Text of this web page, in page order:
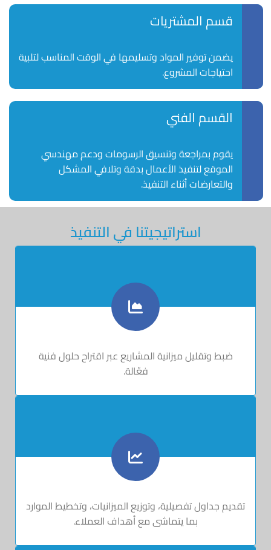
قسم المشتريات
يضمن توفير المواد وتسليمها في الوقت المناسب لتلبية
احتياجات المشروع.
القسم الفني
يقوم بمراجعة وتنسيق الرسومات ودعم مهندسي
الموقع لتنفيذ الأعمال بدقة وتلافي المشكل
والتعارضات أثناء التنفيذ.
استراتيجيتنا في التنفيذ
ضبط وتقليل ميزانية المشاريع عبر اقتراح حلول فنية
فعّالة.
تقديم جداول تفصيلية، وتوزيع الميزانيات، وتخطيط الموارد
بما يتماشى مع أهداف العملاء.